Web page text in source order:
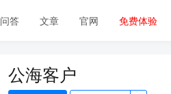
问答 文章 官网 免费体验
公海客户